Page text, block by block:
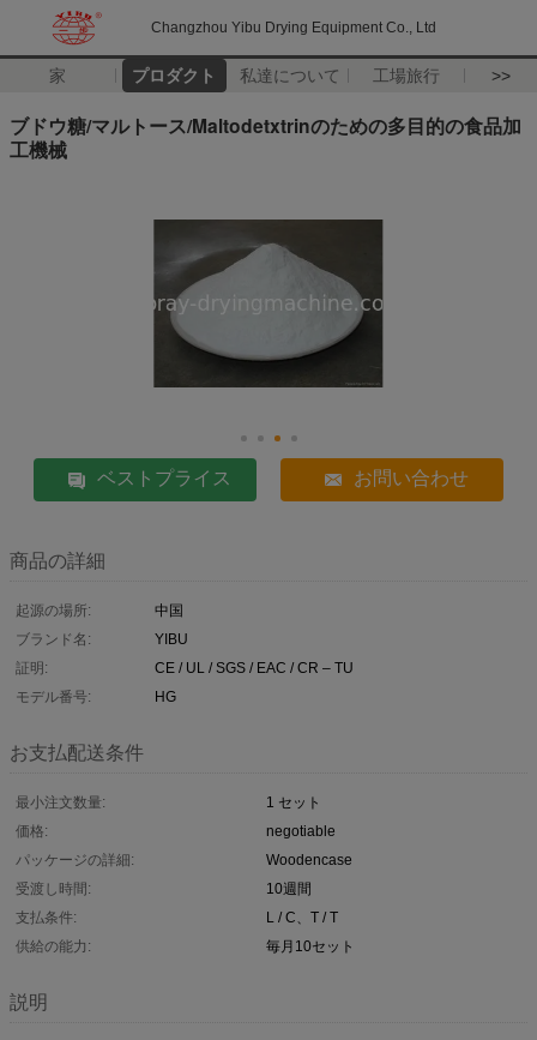
Changzhou Yibu Drying Equipment Co., Ltd
家 プロダクト 私達について 工場旅行 >>
ブドウ糖/マルトース/Maltodetxtrinのための多目的の食品加
工機械
ベストプライス お問い合わせ
商品の詳細
起源の場所:
中国
ブランド名:
YIBU
証明:
CE / UL / SGS / EAC / CR – TU
モデル番号:
HG
お支払配送条件
最小注文数量:
1 セット
価格:
negotiable
パッケージの詳細:
Woodencase
受渡し時間:
10週間
支払条件:
L / C、T / T
供給の能力:
毎月10セット
説明